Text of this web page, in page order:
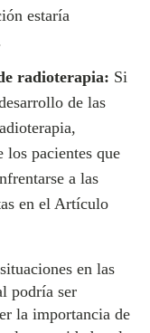
estaría
radioterapia: Si
de las
los pacientes que
a las
en el Artículo
en las
podría ser
la importancia de